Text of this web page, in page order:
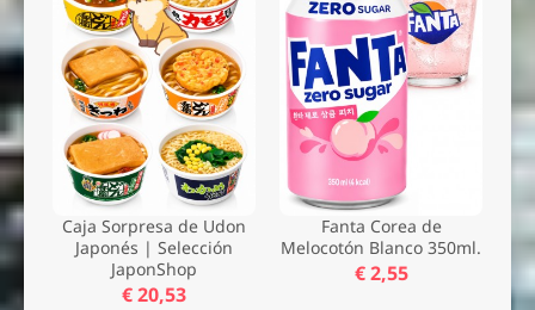
Caja Sorpresa de Udon
Japonés | Selección
JaponShop
€ 20,53
Fanta Corea de
Melocotón Blanco 350ml.
€ 2,55